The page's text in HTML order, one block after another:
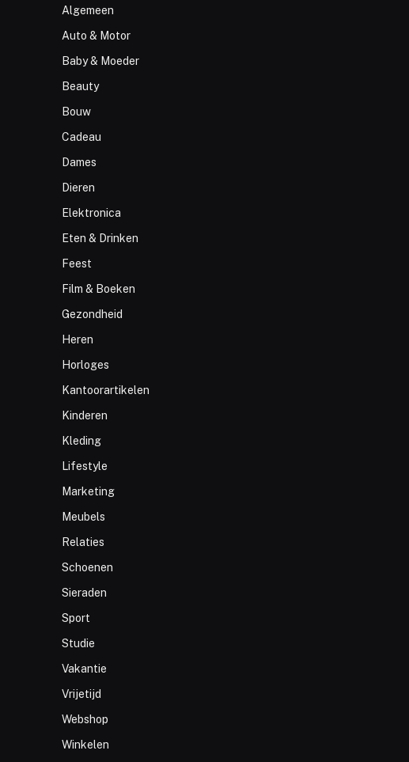
Algemeen
Auto & Motor
Baby & Moeder
Beauty
Bouw
Cadeau
Dames
Dieren
Elektronica
Eten & Drinken
Feest
Film & Boeken
Gezondheid
Heren
Horloges
Kantoorartikelen
Kinderen
Kleding
Lifestyle
Marketing
Meubels
Relaties
Schoenen
Sieraden
Sport
Studie
Vakantie
Vrijetijd
Webshop
Winkelen